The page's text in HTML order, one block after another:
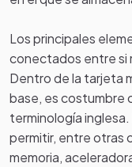
Los principales
conectados entre si
Dentro de la tarjeta
base, es costumbre
terminología
permitir, entre otras
memoria,